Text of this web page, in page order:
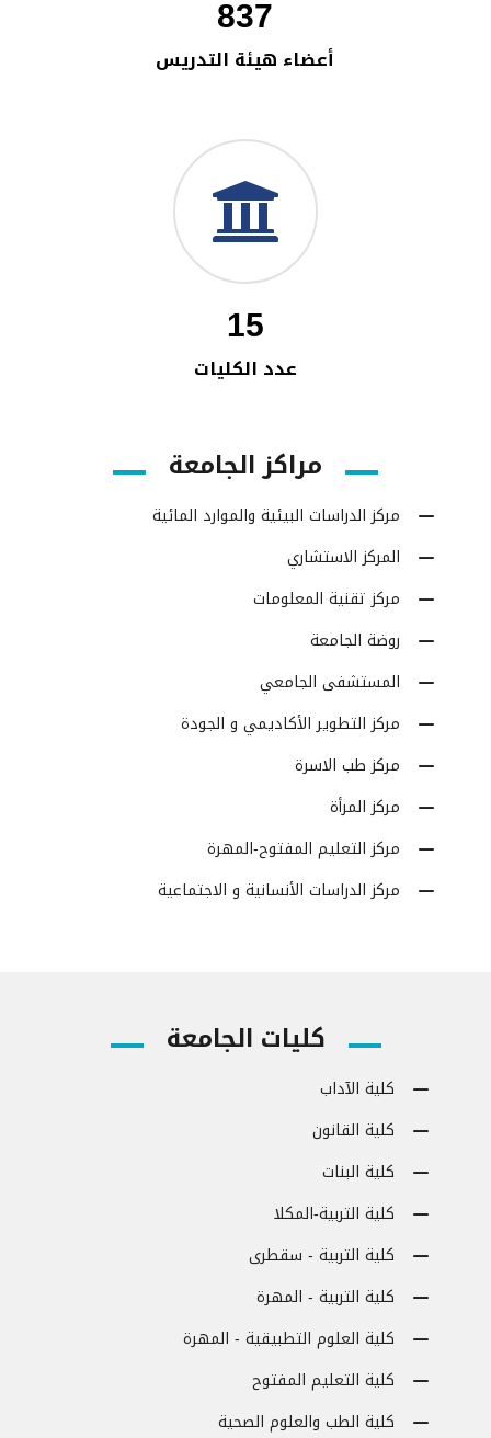
837
أعضاء هيئة التدريس
15
عدد الكليات
مراكز الجامعة
مركز الدراسات البيئية والموارد المائية
المركز الاستشاري
مركز تقنية المعلومات
روضة الجامعة
المستشفى الجامعي
مركز التطوير الأكاديمي و الجودة
مركز طب الاسرة
مركز المرأة
مركز التعليم المفتوح-المهرة
مركز الدراسات الأنسانية و الاجتماعية
كليات الجامعة
كلية الآداب
كلية القانون
كلية البنات
كلية التربية-المكلا
كلية التربية - سقطرى
كلية التربية - المهرة
كلية العلوم التطبيقية - المهرة
كلية التعليم المفتوح
كلية الطب والعلوم الصحية